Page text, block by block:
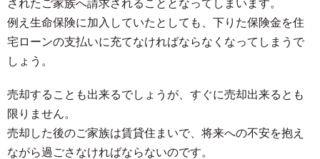
されたご家族へ請求されることとなってしまいます。
例え生命保険に加入していたとしても、下りた保険金を住
宅ローンの支払いに充てなければならなくなってしまうで
しょう。
売却することも出来るでしょうが、すぐに売却出来るとも
限りません。
売却した後のご家族は賃貸住まいで、将来への不安を抱え
ながら過ごさなければならないのです。